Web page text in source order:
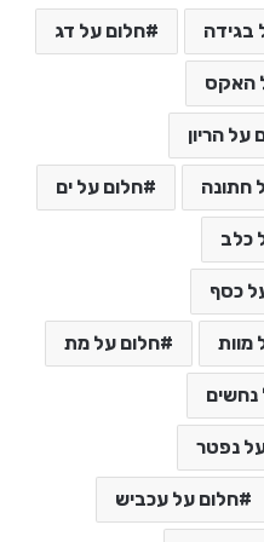
בגידה חלום על דג
האקס
על הריון
חתונה חלום על ים
כלב
כסף
מוות חלום על מת
נחשים
נפטר
חלום על עכביש